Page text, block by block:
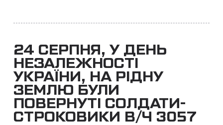
24 СЕРПНЯ, У ДЕНЬ
НЕЗАЛЕЖНОСТІ
УКРАЇНИ, НА РІДНУ
ЗЕМЛЮ БУЛИ
ПОВЕРНУТІ СОЛДАТИ-
СТРОКОВИКИ В/Ч 3057